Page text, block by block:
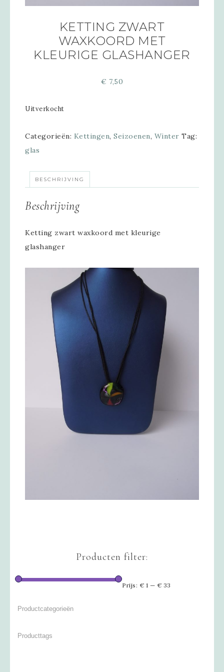
KETTING ZWART
WAXKOORD MET
KLEURIGE GLASHANGER
€ 7,50
Uitverkocht
Categorieën: Kettingen, Seizoenen, Winter Tag:
glas
BESCHRIJVING
Beschrijving
Ketting zwart waxkoord met kleurige
glashanger
Producten filter:
Prijs: € 1 — € 33